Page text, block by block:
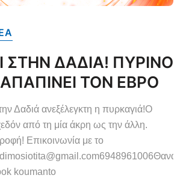
ΣΤΗΝ ΔΑΔΙΑ! ΠΥΡΙΝΟ
ΤΟΝ ΕΒΡΟ
Δαδιά ανεξέλεγκτη η πυρκαγιά!Ο
από τη μία άκρη ως την άλλη.
Επικοινωνία με το
koumanto